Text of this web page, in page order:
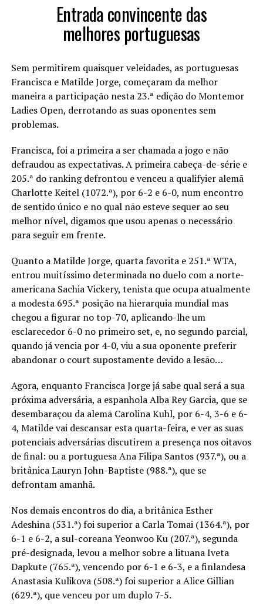
Entrada convincente das
melhores portuguesas
Sem permitirem quaisquer veleidades, as portuguesas
Francisca e Matilde Jorge, começaram da melhor
maneira a participação nesta 23.ª edição do Montemor
Ladies Open, derrotando as suas oponentes sem
problemas.
Francisca, foi a primeira a ser chamada a jogo e não
defraudou as expectativas. A primeira cabeça-de-série e
205.ª do ranking defrontou e venceu a qualifyier alemã
Charlotte Keitel (1072.ª), por 6-2 e 6-0, num encontro
de sentido único e no qual não esteve sequer ao seu
melhor nível, digamos que usou apenas o necessário
para seguir em frente.
Quanto a Matilde Jorge, quarta favorita e 251.ª WTA,
entrou muitíssimo determinada no duelo com a norte-
americana Sachia Vickery, tenista que ocupa atualmente
a modesta 695.ª posição na hierarquia mundial mas
chegou a figurar no top-70, aplicando-lhe um
esclarecedor 6-0 no primeiro set, e, no segundo parcial,
quando já vencia por 4-0, viu a sua oponente preferir
abandonar o court supostamente devido a lesão…
Agora, enquanto Francisca Jorge já sabe qual será a sua
próxima adversária, a espanhola Alba Rey Garcia, que se
desembaraçou da alemã Carolina Kuhl, por 6-4, 3-6 e 6-
4, Matilde vai descansar esta quarta-feira, e ver as suas
potenciais adversárias discutirem a presença nos oitavos
de final: ou a portuguesa Ana Filipa Santos (937.ª), ou a
britânica Lauryn John-Baptiste (988.ª), que se
defrontam amanhã.
Nos demais encontros do dia, a britânica Esther
Adeshina (531.ª) foi superior a Carla Tomai (1364.ª), por
6-1 e 6-2, a sul-coreana Yeonwoo Ku (207.ª), segunda
pré-designada, levou a melhor sobre a lituana Iveta
Dapkute (765.ª), vencendo por 6-1 e 6-3, e a finlandesa
Anastasia Kulikova (508.ª) foi superior a Alice Gillian
(629.ª), que venceu por um duplo 7-5.